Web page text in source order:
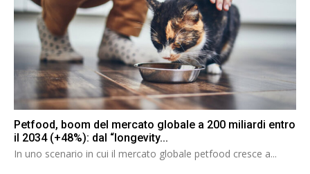
Petfood, boom del mercato globale a 200 miliardi entro
il 2034 (+48%): dal “longevity...
In uno scenario in cui il mercato globale petfood cresce a...